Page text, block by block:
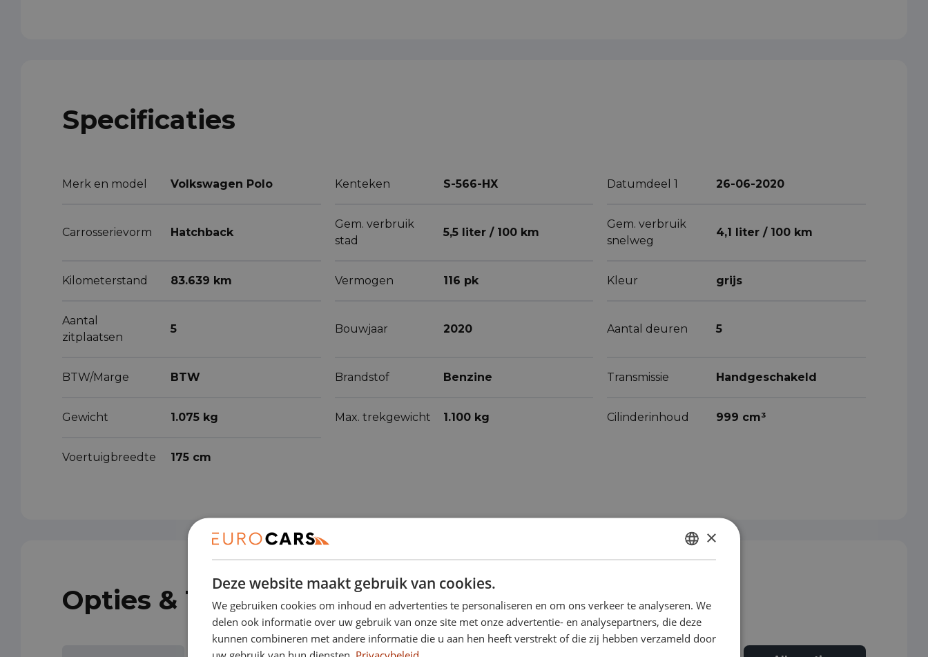
Specificaties
Merk en model Volkswagen Polo Kenteken S-566-HX Datumdeel 1 26-06-2020
Carrosserievorm Hatchback
Gem. verbruik
stad
5,5 liter / 100 km
Gem. verbruik
snelweg
4,1 liter / 100 km
Kilometerstand 83.639 km Vermogen 116 pk Kleur grijs
Aantal
zitplaatsen
5 Bouwjaar 2020 Aantal deuren 5
BTW/Marge BTW Brandstof Benzine Transmissie Handgeschakeld
Gewicht 1.075 kg Max. trekgewicht 1.100 kg Cilinderinhoud 999 cm³
Voertuigbreedte 175 cm
Opties & Toebehoren (60)
DUTCH
GERMAN
×
Deze website maakt gebruik van cookies.
We gebruiken cookies om inhoud en advertenties te personaliseren en om ons verkeer te analyseren. We
delen ook informatie over uw gebruik van onze site met onze advertentie- en analysepartners, die deze
kunnen combineren met andere informatie die u aan hen heeft verstrekt of die zij hebben verzameld door